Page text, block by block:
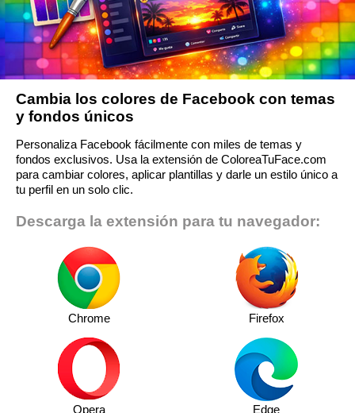
Cambia los colores de Facebook con temas
y fondos únicos
Personaliza Facebook fácilmente con miles de temas y
fondos exclusivos. Usa la extensión de ColoreaTuFace.com
para cambiar colores, aplicar plantillas y darle un estilo único a
tu perfil en un solo clic.
Descarga la extensión para tu navegador:
Chrome Firefox
Opera Edge